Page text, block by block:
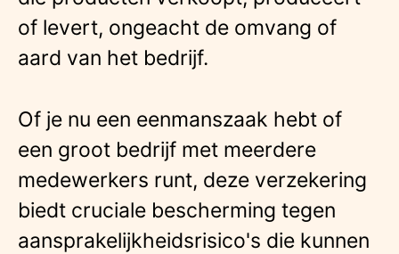
of levert, ongeacht de omvang of
aard van het bedrijf.
Of je nu een eenmanszaak hebt of
een groot bedrijf met meerdere
medewerkers runt, deze verzekering
biedt cruciale bescherming tegen
aansprakelijkheidsrisico's die kunnen